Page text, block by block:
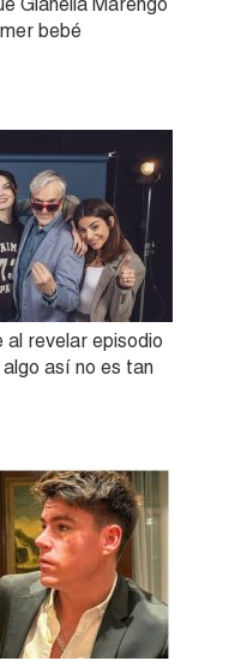
bebé
revelar episodio
así no es tan